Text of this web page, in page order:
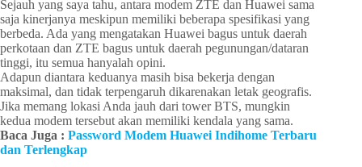
Sejauh yang saya tahu, antara modem ZTE dan Huawei sama
saja kinerjanya meskipun memiliki beberapa spesifikasi yang
berbeda. Ada yang mengatakan Huawei bagus untuk daerah
perkotaan dan ZTE bagus untuk daerah pegunungan/dataran
tinggi, itu semua hanyalah opini.
Adapun diantara keduanya masih bisa bekerja dengan
maksimal, dan tidak terpengaruh dikarenakan letak geografis.
Jika memang lokasi Anda jauh dari tower BTS, mungkin
kedua modem tersebut akan memiliki kendala yang sama.
Baca Juga : Password Modem Huawei Indihome Terbaru
dan Terlengkap